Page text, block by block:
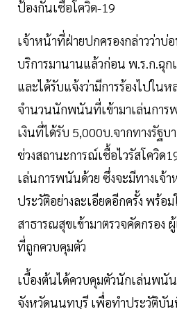
ป้องกันเชื้อโควิด-19
เจ้าหน้าที่ฝ่ายปกครองกล่าวว่าบ่
บริการมานานแล้วก่อน พ.ร.ก.ฉุก
และได้รับแจ้งว่ามีการร้องไปใน
จำนวนนักพนันที่เข้ามาเล่นการ
เงินที่ได้รับ 5,000บ.จากทางรัฐบ
ช่วงสถานะการณ์เชื้อไวรัสโควิด
เล่นการพนันด้วย ซึ่งจะมีทางเจ้
ประวัติอย่างละเอียดอีกครั้ง พร้อ
สาธารณสุขเข้ามาตรวจคัดกรอง
ที่ถูกควบคุมตัว
เบื้องต้นได้ควบคุมตัวนักเล่นพนัน
จังหวัดนนทบุรี เพื่อทำประวัติบั